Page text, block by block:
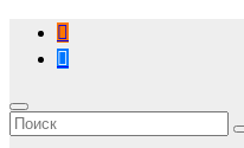
Перейти
содержимому